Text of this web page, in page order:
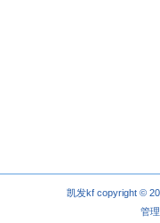
凯发kf copyright ©
管